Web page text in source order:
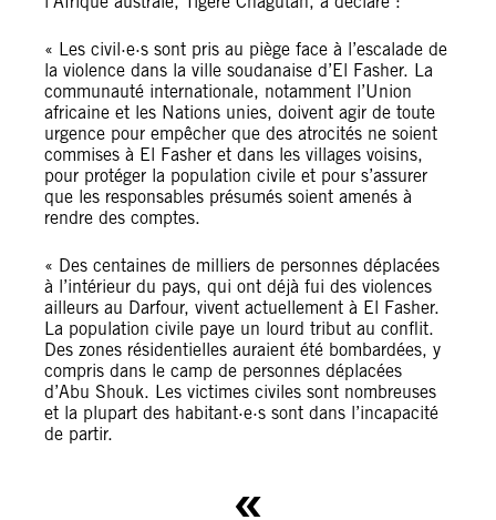
« Les civil·e·s sont pris au piège face à l’escalade de
la violence dans la ville soudanaise d’El Fasher. La
communauté internationale, notamment l’Union
africaine et les Nations unies, doivent agir de toute
urgence pour empêcher que des atrocités ne soient
commises à El Fasher et dans les villages voisins,
pour protéger la population civile et pour s’assurer
que les responsables présumés soient amenés à
rendre des comptes.
« Des centaines de milliers de personnes déplacées
à l’intérieur du pays, qui ont déjà fui des violences
ailleurs au Darfour, vivent actuellement à El Fasher.
La population civile paye un lourd tribut au conflit.
Des zones résidentielles auraient été bombardées, y
compris dans le camp de personnes déplacées
d’Abu Shouk. Les victimes civiles sont nombreuses
et la plupart des habitant·e·s sont dans l’incapacité
de partir.